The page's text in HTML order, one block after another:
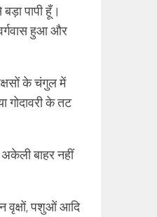
पापी हूँ।
हुआ और
के चंगुल में
गोदावरी के तट
बाहर नहीं
वृक्षों, पशुओं आदि